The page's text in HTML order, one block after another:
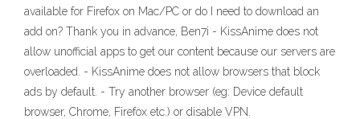
available for Firefox on Mac/PC or do I need to download an
add on? Thank you in advance, Ben7i - KissAnime does not
allow unofficial apps to get our content because our servers are
overloaded. - KissAnime does not allow browsers that block
ads by default. - Try another browser (eg: Device default
browser, Chrome, Firefox etc.) or disable VPN.